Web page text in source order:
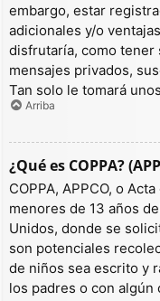
embargo, estar
adicionales y/o
disfrutaría, como tener
mensajes privados,
Tan solo le tomará
Arriba
¿Qué es COPPA?
COPPA, APPCO, o
menores de 13 años
Unidos, donde se
son potenciales
de niños sea escrito y
los padres o con